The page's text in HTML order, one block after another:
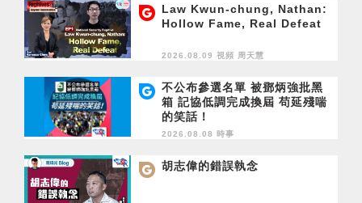
Law Kwun-chung, Nathan:
Hollow Fame, Real Defeat
2026.08.09 視頻 周天慧
不公布參選名單 被鄧炳強批黑
箱 記協低調完成換屆 苟延殘喘
的笑話！
2026.08.08 時事
胡志偉的錯誤執念